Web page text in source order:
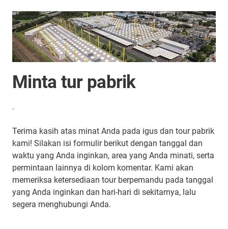
Minta tur pabrik
.
Terima kasih atas minat Anda pada igus dan tour pabrik
kami! Silakan isi formulir berikut dengan tanggal dan
waktu yang Anda inginkan, area yang Anda minati, serta
permintaan lainnya di kolom komentar. Kami akan
memeriksa ketersediaan tour berpemandu pada tanggal
yang Anda inginkan dan hari-hari di sekitarnya, lalu
segera menghubungi Anda.